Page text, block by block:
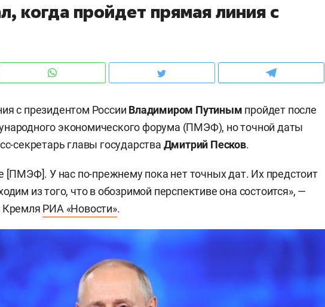
когда пройдет прямая линия с
с президентом России Владимиром Путиным пройдет после
экономического форума (ПМЭФ), но точной даты
секретарь главы государства Дмитрий Песков.
[ПМЭФ]. У нас по-прежнему пока нет точных дат. Их предстоит
из того, что в обозримой перспективе она состоится», —
Кремля РИА «Новости».